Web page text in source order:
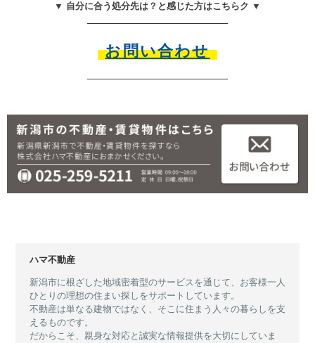
▼ 自分に合う処分先は？と感じた方はこちらク ▼
お問い合わせ
ハマ不動産
新潟市に根ざした地域密着型のサービスを通じて、お客様一人
ひとりの理想の住まい探しをサポートしています。
不動産は単なる建物ではなく、そこに住まう人々の暮らしを支
えるものです。
だからこそ、親身な対応と誠実な情報提供を大切にしていま